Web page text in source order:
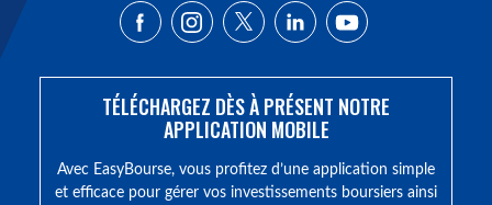
TÉLÉCHARGEZ DÈS À PRÉSENT NOTRE
APPLICATION MOBILE
Avec EasyBourse, vous profitez d’une application simple
et efficace pour gérer vos investissements boursiers ainsi